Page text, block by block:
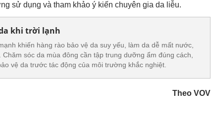
sử dụng và tham khảo ý kiến chuyên gia da liễu.
khi trời lạnh
khiến hàng rào bảo vệ da suy yếu, làm da dễ mất nước,
sóc da mùa đông cần tập trung dưỡng ẩm đúng cách,
vệ da trước tác động của môi trường khắc nghiệt.
Theo VOV